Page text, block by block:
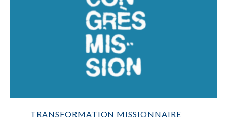
TRANSFORMATION MISSIONNAIRE